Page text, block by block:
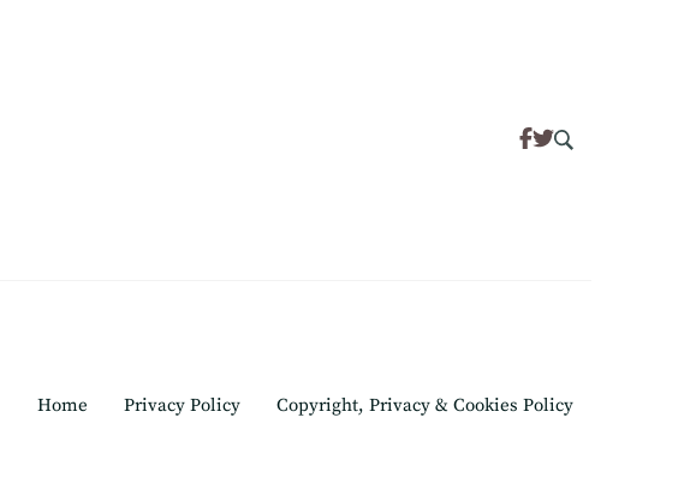
Home Privacy Policy Copyright, Privacy & Cookies Policy